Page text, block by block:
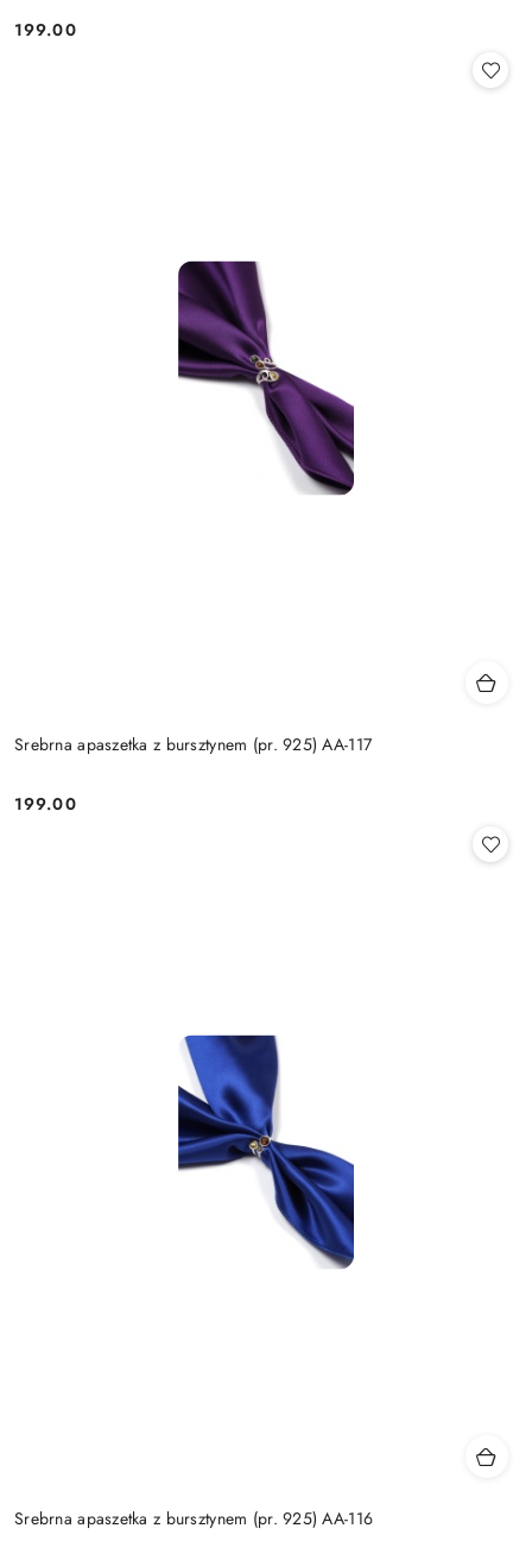
Cena:
199.00
Srebrna apaszetka z bursztynem (pr. 925) AA-117
Cena:
199.00
Srebrna apaszetka z bursztynem (pr. 925) AA-116